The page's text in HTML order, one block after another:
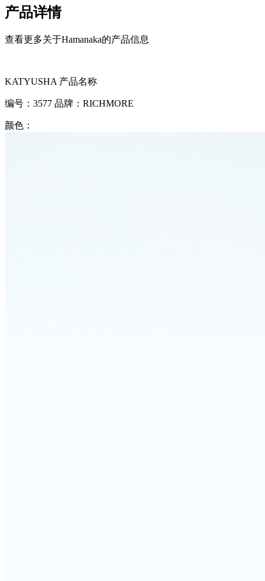
产品详情
查看更多关于Hamanaka的产品信息
KATYUSHA 产品名称
编号： 3577 品牌： RICHMORE
颜色：